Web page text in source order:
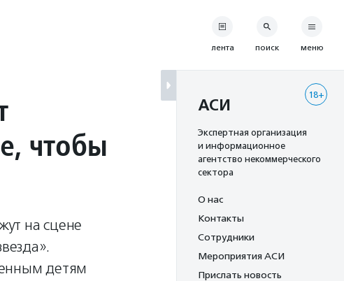
чтобы
на сцене
детям
лента поиск меню
18+
АСИ
Экспертная организация
и информационное
агентство некоммерческого
сектора
О нас
Контакты
Сотрудники
Мероприятия АСИ
Прислать новость